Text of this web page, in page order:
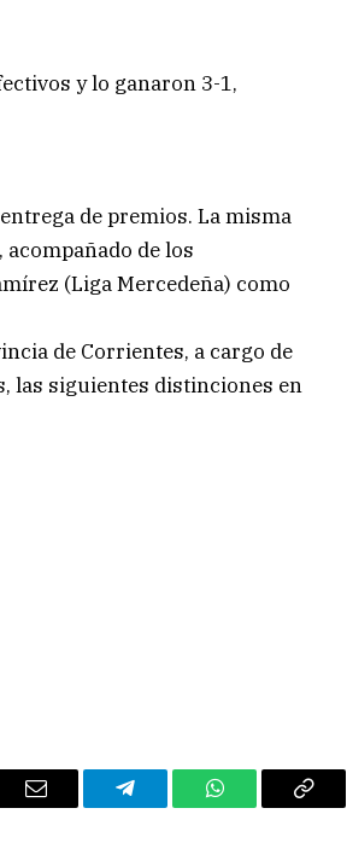
y lo ganaron 3-1,
de premios. La misma
de los
(Liga Mercedeña) como
de Corrientes, a cargo de
las siguientes distinciones en
Email Telegram WhatsAppCopy